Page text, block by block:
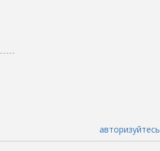
авторизуйтесь